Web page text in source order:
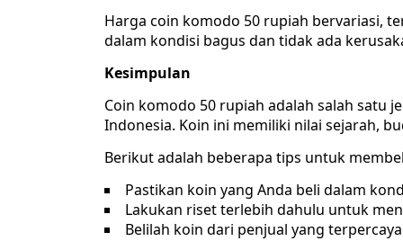
Harga coin komodo 50 rupiah bervariasi,
dalam kondisi bagus dan tidak ada
Kesimpulan
Coin komodo 50 rupiah adalah salah satu
Indonesia. Koin ini memiliki nilai sejarah,
Berikut adalah beberapa tips untuk
Pastikan koin yang Anda beli dalam
Lakukan riset terlebih dahulu untuk
Belilah koin dari penjual yang